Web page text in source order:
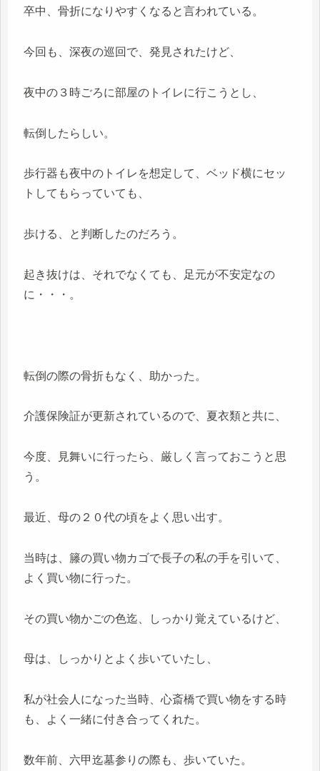
卒中、骨折になりやすくなると言われている。
今回も、深夜の巡回で、発見されたけど、
夜中の３時ごろに部屋のトイレに行こうとし、
転倒したらしい。
歩行器も夜中のトイレを想定して、ベッド横にセッ
トしてもらっていても、
歩ける、と判断したのだろう。
起き抜けは、それでなくても、足元が不安定なの
に・・・。
転倒の際の骨折もなく、助かった。
介護保険証が更新されているので、夏衣類と共に、
今度、見舞いに行ったら、厳しく言っておこうと思
う。
最近、母の２０代の頃をよく思い出す。
当時は、籐の買い物カゴで長子の私の手を引いて、
よく買い物に行った。
その買い物かごの色迄、しっかり覚えているけど、
母は、しっかりとよく歩いていたし、
私が社会人になった当時、心斎橋で買い物をする時
も、よく一緒に付き合ってくれた。
数年前、六甲迄墓参りの際も、歩いていた。